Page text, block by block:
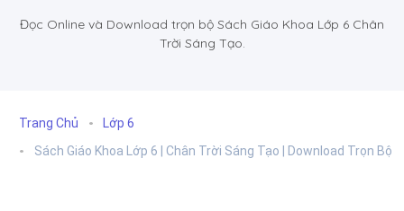
Đọc Online và Download trọn bộ Sách Giáo Khoa Lớp 6 Chân
Trời Sáng Tạo.
Trang Chủ
Lớp 6
Sách Giáo Khoa Lớp 6 | Chân Trời Sáng Tạo | Download Trọn Bộ